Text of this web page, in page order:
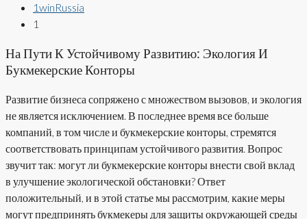
1winRussia
1
На Пути К Устойчивому Развитию: Экология И
Букмекерские Конторы
Развитие бизнеса сопряжено с множеством вызовов, и экология
не является исключением. В последнее время все больше
компаний, в том числе и букмекерские конторы, стремятся
соответствовать принципам устойчивого развития. Вопрос
звучит так: могут ли букмекерские конторы внести свой вклад
в улучшение экологической обстановки? Ответ
положительный, и в этой статье мы рассмотрим, какие меры
могут предпринять букмекеры для защиты окружающей среды